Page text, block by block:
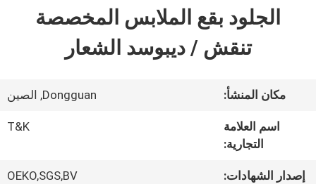
المنتجات
حول
جولة
الجلود بقع الملابس المخصصة
تنقش / ديبوسد الشعار
مكان المنشأ: Dongguan, الصين
اسم العلامة
التجارية:
T&K
إصدار الشهادات: OEKO,SGS,BV